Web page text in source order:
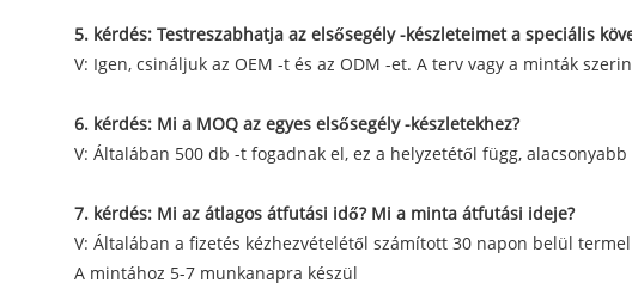
5. kérdés: Testreszabhatja az elsősegély -készleteimet a speciális
V: Igen, csináljuk az OEM -t és az ODM -et. A terv vagy a minták
6. kérdés: Mi a MOQ az egyes elsősegély -készletekhez?
V: Általában 500 db -t fogadnak el, ez a helyzetétől függ,
7. kérdés: Mi az átlagos átfutási idő? Mi a minta átfutási ideje?
V: Általában a fizetés kézhezvételétől számított 30 napon belül
A mintához 5-7 munkanapra készül